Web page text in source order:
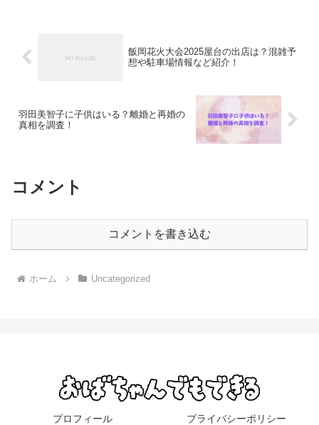
飯岡花火大会2025屋台の出店は？混雑予
想や駐車場情報など紹介！
羽田美智子に子供はいる？離婚と再婚の
真相を調査！
コメント
コメントを書き込む
ホーム Uncategorized
プロフィール
プライバシーポリシー